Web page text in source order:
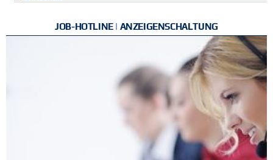
JOB-HOTLINE | ANZEIGENSCHALTUNG